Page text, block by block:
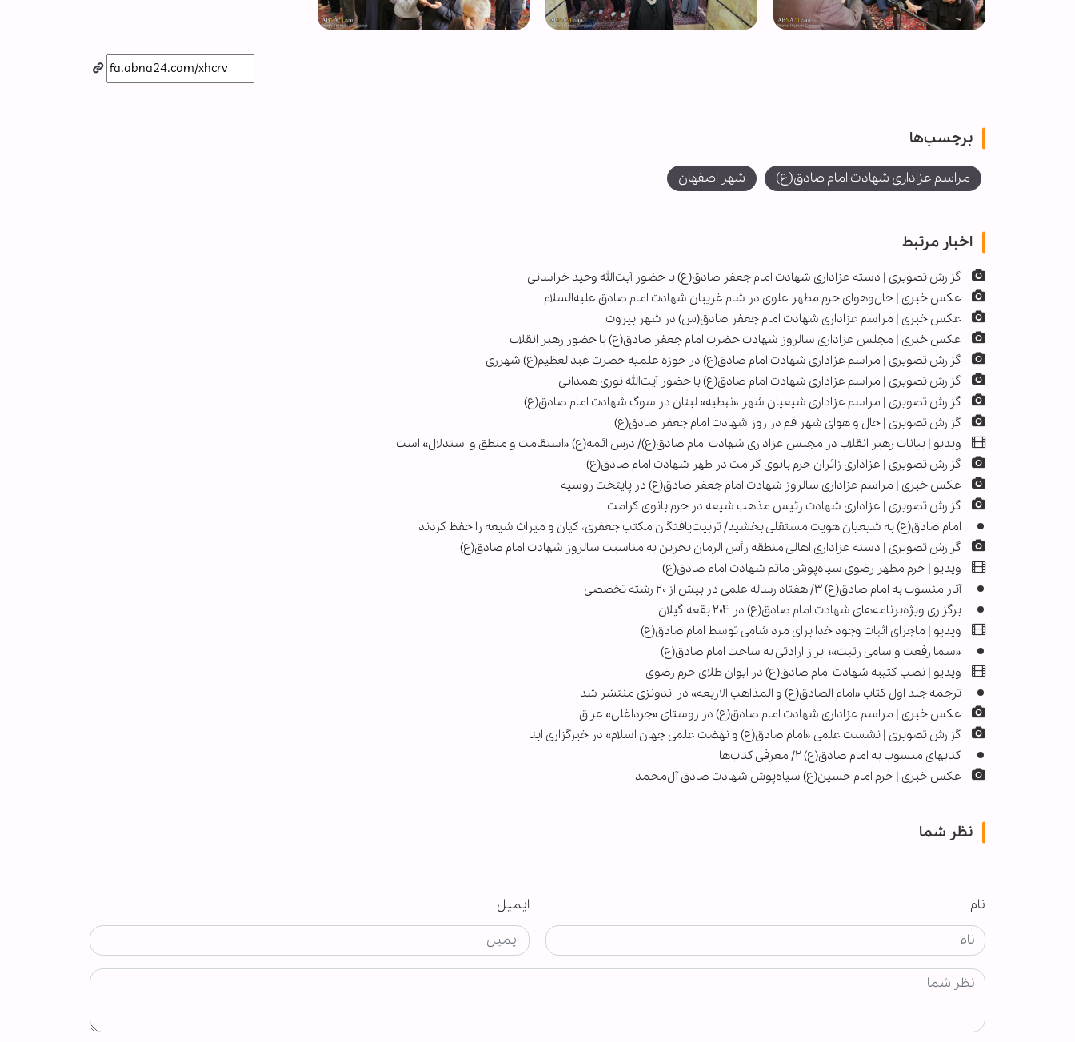
برچسب‌ها
مراسم عزاداری شهادت امام صادق(ع) شهر اصفهان
اخبار مرتبط
گزارش تصویری | دسته عزاداری شهادت امام جعفر صادق(ع) با حضور آیت‌الله وحید خراسانی
عکس خبری | حال‌وهوای حرم مطهر علوی در شام غریبان شهادت امام صادق علیه‌السلام
عکس خبری | مراسم عزاداری شهادت امام جعفر صادق(س) در شهر بیروت
عکس خبری | مجلس عزاداری سالروز شهادت حضرت امام جعفر صادق(ع) با حضور رهبر انقلاب
گزارش تصویری | مراسم عزاداری شهادت امام صادق(ع) در حوزه علمیه حضرت عبدالعظیم(ع) شهرری
گزارش تصویری | مراسم عزاداری شهادت امام صادق(ع) با حضور آیت‌الله نوری همدانی
گزارش تصویری | مراسم عزاداری شیعیان شهر «نبطیه» لبنان در سوگ شهادت امام صادق(ع)
گزارش تصویری | حال و هوای شهر قم در روز شهادت امام جعفر صادق(ع)
ویدیو | بیانات رهبر انقلاب در مجلس عزاداری شهادت امام صادق(ع)/ درس ائمه(ع) «استقامت و منطق و استدلال» است
گزارش تصویری | عزاداری زائران حرم بانوی کرامت در ظهر شهادت امام صادق‌(ع)
عکس خبری | مراسم عزاداری سالروز شهادت امام جعفر صادق(ع) در پایتخت روسیه
گزارش تصویری | عزاداری شهادت رئیس مذهب شیعه در حرم بانوی کرامت
امام صادق(ع) به شیعیان هویت مستقلی بخشید/ تربیت‌یافتگان مکتب جعفری، کیان و میراث شیعه را حفظ کردند
گزارش تصویری | دسته عزاداری اهالی منطقه رأس الرمان بحرین به مناسبت سالروز شهادت امام صادق(ع)
ویدیو | حرم مطهر رضوی سیاه‌پوش ماتم شهادت امام صادق(ع)
آثار منسوب به امام صادق(ع) ۳/ هفتاد رساله علمی در بیش از ۲۰ رشته تخصصی
برگزاری ویژه‌برنامه‌های شهادت امام صادق(ع) در ۲۰۴ بقعه گیلان
ویدیو | ماجرای اثبات وجود خدا برای مرد شامی توسط امام صادق(ع)
«سما رفعت و سامی رتبت»؛ ابراز ارادتی به ساحت امام صادق(ع)
ویدیو | نصب کتیبه شهادت امام صادق(ع) در ایوان طلای حرم رضوی
ترجمه جلد اول کتاب «امام الصادق(ع) و المذاهب الاربعه» در اندونزی منتشر شد
عکس خبری | مراسم عزاداری شهادت امام صادق(ع) در روستای «جرداغلی» عراق
گزارش تصویری | نشست علمی «امام صادق(ع) و نهضت علمی جهان اسلام» در خبرگزاری ابنا
کتابهای منسوب به امام صادق(ع) ۲/ معرفی کتاب‌ها
عکس خبری | حرم امام حسین(ع) سیاه‌پوش شهادت صادق آل‌محمد
نظر شما
نام ایمیل